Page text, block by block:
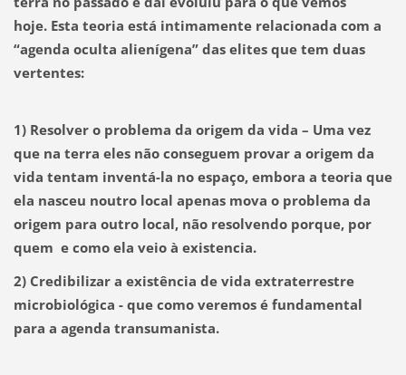
hoje. Esta teoria está intimamente relacionada com a
“agenda oculta alienígena” das elites que tem duas
vertentes:
1) Resolver o problema da origem da vida – Uma vez
que na terra eles não conseguem provar a origem da
vida tentam inventá-la no espaço, embora a teoria que
ela nasceu noutro local apenas mova o problema da
origem para outro local, não resolvendo porque, por
quem e como ela veio à existencia.
2) Credibilizar a existência de vida extraterrestre
microbiológica - que como veremos é fundamental
para a agenda transumanista.